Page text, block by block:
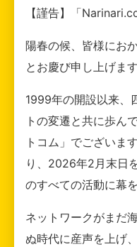
【謹告】「
陽春の候、皆様にお
とお慶び申し上げます
1999年の開設以来、
トの変遷と共に歩ん
トコム」でございま
り、2026年2月末日
のすべての活動に幕
ネットワークがまだ
ぬ時代に産声を上げ